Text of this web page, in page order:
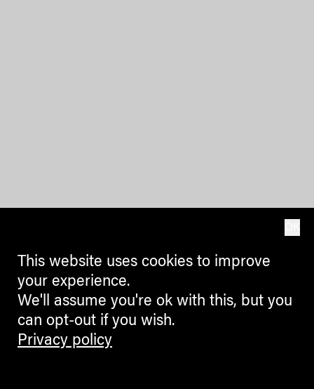
This website uses cookies to improve
your experience.
We'll assume you're ok with this, but you
can opt-out if you wish.
Privacy policy